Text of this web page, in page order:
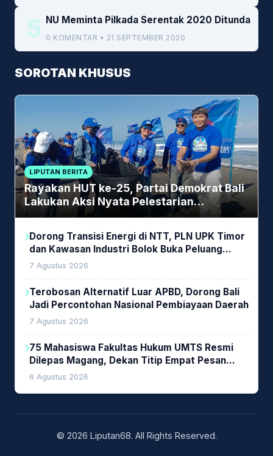
5 NU Meminta Pilkada Serentak 2020 Ditunda
0 KOMENTAR • 21 SEPTEMBER 2020
SOROTAN KHUSUS
LIPUTAN BERITA
Rayakan HUT ke-25, Partai Demokrat Bali
Lakukan Aksi Nyata Pelestarian
Lingkungan
Dorong Transisi Energi di NTT, PLN UPK Timor
dan Kawasan Industri Bolok Buka Peluang
Investasi Woodchip untuk Cofiring PLTU Bolok
7 Agustus 2026
Terobosan Alternatif Luar APBD, Dorong Bali
Jadi Percontohan Nasional Pembiayaan Daerah
7 Agustus 2026
75 Mahasiswa Fakultas Hukum UMTS Resmi
Dilepas Magang, Dekan Titip Empat Pesan
Penting
6 Agustus 2026
© 2026 Liputan68. All Rights Reserved.